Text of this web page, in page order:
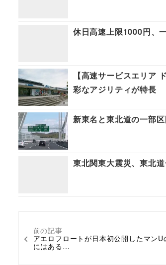
前の記事
アエロフロートが日本初公開したマン
にはある…
休日高速上限1000円、
【高速サービスエリア
彩なアジリティが特長
新東名と東北道の一部
東北関東大震災、東北